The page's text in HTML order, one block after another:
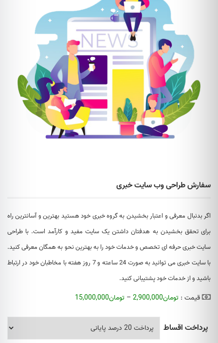
سفارش طراحی وب سایت خبری
اگر بدنبال معرفی و اعتبار بخشیدن به گروه خبری خود هستید بهترین و آسانترین راه
برای تحقق بخشیدن به هدفتان داشتن یک سایت مفید و کارآمد است. با طراحی
سایت خبری حرفه ای تخصص و خدمات خود را به بهترین نحو به همگان معرفی کنید.
با سایت خبری می توانید به صورت 24 ساعته و 7 روز هفته با مخاطبان خود در ارتباط
باشید و از خدمات خود پشتیبانی کنید.
قیمت : تومان2,900,000
– تومان15,000,000
تا
پرداخت اقساط